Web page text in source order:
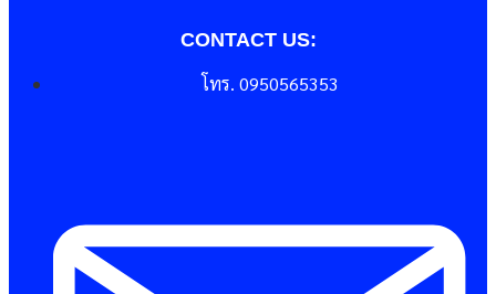
CONTACT US:
โทร. 0950565353